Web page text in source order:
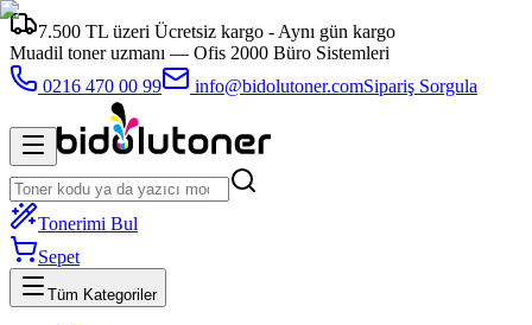
7.500 TL üzeri Ücretsiz kargo - Aynı gün kargo
Muadil toner uzmanı — Ofis 2000 Büro Sistemleri
0216 470 00 99
info@bidolutoner.comSipariş Sorgula
Tonerimi Bul
Sepet
Tüm Kategoriler